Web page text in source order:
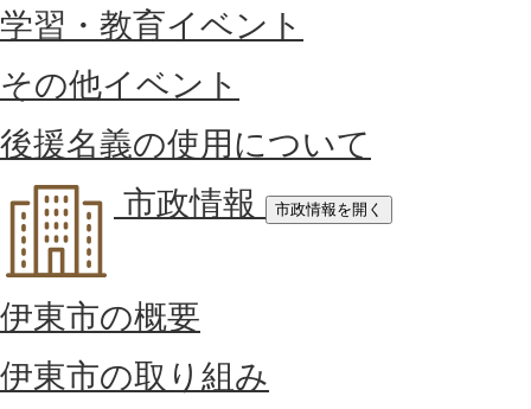
学習・教育イベント
その他イベント
後援名義の使用について
市政情報
市政情報を開く
伊東市の概要
伊東市の取り組み